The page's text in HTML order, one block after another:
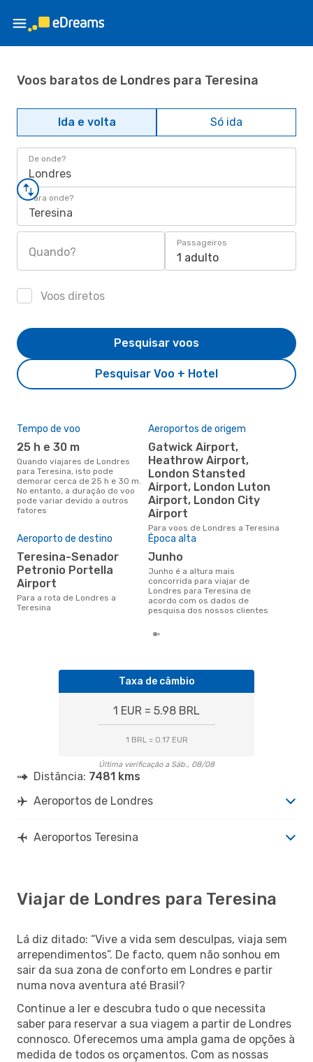
Voos baratos de Londres para Teresina
Ida e volta Só ida
De onde?
Londres
Para onde?
Teresina
Quando?
Passageiros
1 adulto
Voos diretos
Pesquisar Voo + Hotel
Pesquisar voos
Tempo de voo
25 h e 30 m
Quando viajares de Londres
para Teresina, isto pode
demorar cerca de 25 h e 30 m.
No entanto, a duração do voo
pode variar devido a outros
fatores
Aeroportos de origem
Gatwick Airport,
Heathrow Airport,
London Stansted
Airport, London Luton
Airport, London City
Airport
Para voos de Londres a Teresina
Aeroporto de destino
Teresina-Senador
Petronio Portella
Airport
Para a rota de Londres a
Teresina
Época alta
junho
junho é a altura mais
concorrida para viajar de
Londres para Teresina de
acordo com os dados de
pesquisa dos nossos clientes
Taxa de câmbio
1 EUR = 5.98 BRL
1 BRL = 0.17 EUR
Última verificação a Sáb., 08/08
Distância: 7481 kms
Aeroportos de Londres
Aeroportos Teresina
Viajar de Londres para Teresina
Lá diz ditado: “Vive a vida sem desculpas, viaja sem
arrependimentos”. De facto, quem não sonhou em
sair da sua zona de conforto em Londres e partir
numa nova aventura até Brasil?
Continue a ler e descubra tudo o que necessita
saber para reservar a sua viagem a partir de Londres
connosco. Oferecemos uma ampla gama de opções à
medida de todos os orçamentos. Com as nossas